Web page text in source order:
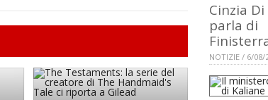
Cinzia
parla di
NOTIZIE / 6/08/